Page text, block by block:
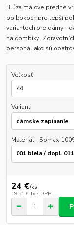
Blúza má dve predné
po bokoch pre lepší
variantoch pre dámy -
na gombíky.
personál ako sú
Veľkosť
Varianti
Materiál - Somax-
24 €/ks
19,51 € bez DPH